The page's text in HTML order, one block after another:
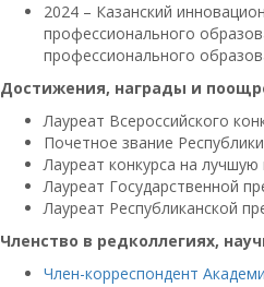
2024 – Казанский
профессионального
профессионального
Достижения, награды и
Лауреат Всероссийского
Почетное звание
Лауреат конкурса на
Лауреат Государственной
Лауреат Республиканской
Членство в редколлегиях,
Член-корреспондент